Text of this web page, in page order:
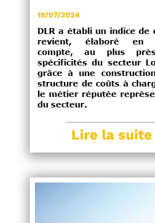
19/07/2024
DLR a établi un indice de
revient, élaboré en
compte, au plus
spécificités du secteur
grâce à une
structure de coûts à
le métier réputée
du secteur.
Lire la suite